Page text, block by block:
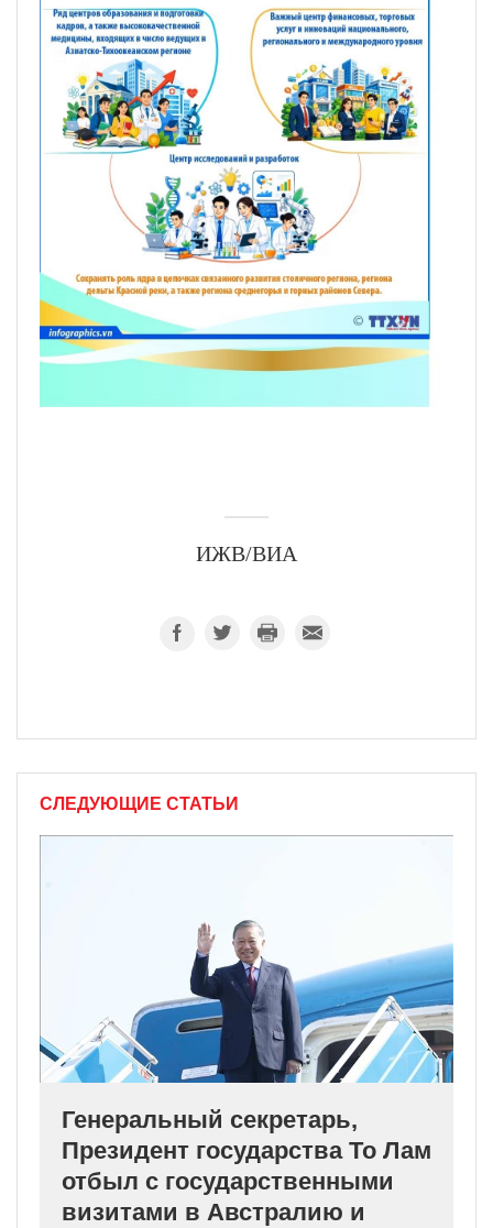
ИЖВ/ВИА
СЛЕДУЮЩИЕ СТАТЬИ
Генеральный секретарь,
Президент государства То Лам
отбыл с государственными
визитами в Австралию и